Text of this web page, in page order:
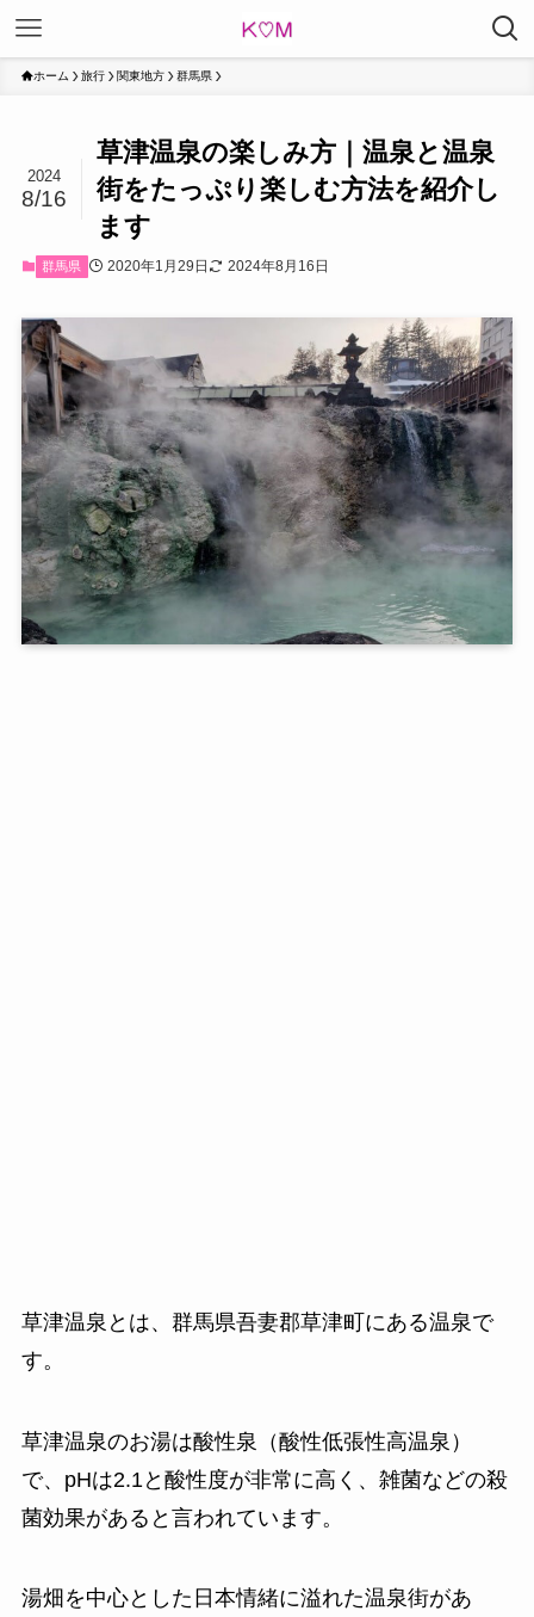
ホーム 旅行 関東地方 群馬県
草津温泉の楽しみ方｜温泉と温泉
街をたっぷり楽しむ方法を紹介し
ます
2024
8/16
群馬県 2020年1月29日 2024年8月16日
草津温泉とは、群馬県吾妻郡草津町にある温泉で
す。
草津温泉のお湯は酸性泉（酸性低張性高温泉）
で、pHは2.1と酸性度が非常に高く、雑菌などの殺
菌効果があると言われています。
湯畑を中心とした日本情緒に溢れた温泉街があ